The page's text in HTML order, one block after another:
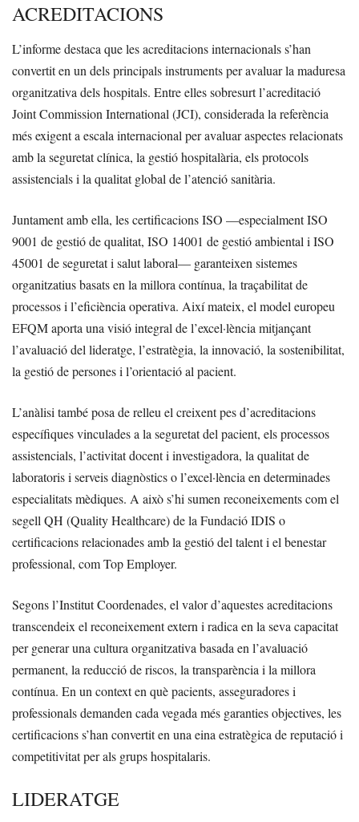
ACREDITACIONS
L’informe destaca que les acreditacions internacionals s’han
convertit en un dels principals instruments per avaluar la maduresa
organitzativa dels hospitals. Entre elles sobresurt l’acreditació
Joint Commission International (JCI), considerada la referència
més exigent a escala internacional per avaluar aspectes relacionats
amb la seguretat clínica, la gestió hospitalària, els protocols
assistencials i la qualitat global de l’atenció sanitària.
Juntament amb ella, les certificacions ISO —especialment ISO
9001 de gestió de qualitat, ISO 14001 de gestió ambiental i ISO
45001 de seguretat i salut laboral— garanteixen sistemes
organitzatius basats en la millora contínua, la traçabilitat de
processos i l’eficiència operativa. Així mateix, el model europeu
EFQM aporta una visió integral de l’excel·lència mitjançant
l’avaluació del lideratge, l’estratègia, la innovació, la sostenibilitat,
la gestió de persones i l’orientació al pacient.
L’anàlisi també posa de relleu el creixent pes d’acreditacions
específiques vinculades a la seguretat del pacient, els processos
assistencials, l’activitat docent i investigadora, la qualitat de
laboratoris i serveis diagnòstics o l’excel·lència en determinades
especialitats mèdiques. A això s’hi sumen reconeixements com el
segell QH (Quality Healthcare) de la Fundació IDIS o
certificacions relacionades amb la gestió del talent i el benestar
professional, com Top Employer.
Segons l’Institut Coordenades, el valor d’aquestes acreditacions
transcendeix el reconeixement extern i radica en la seva capacitat
per generar una cultura organitzativa basada en l’avaluació
permanent, la reducció de riscos, la transparència i la millora
contínua. En un context en què pacients, asseguradores i
professionals demanden cada vegada més garanties objectives, les
certificacions s’han convertit en una eina estratègica de reputació i
competitivitat per als grups hospitalaris.
LIDERATGE